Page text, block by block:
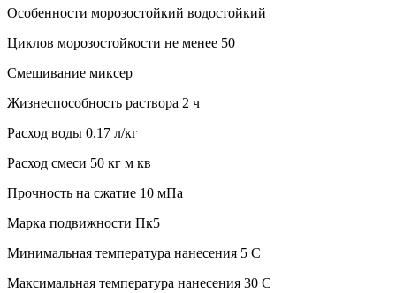
Особенности морозостойкий водостойкий
Циклов морозостойкости не менее 50
Смешивание миксер
Жизнеспособность раствора 2 ч
Расход воды 0.17 л/кг
Расход смеси 50 кг м кв
Прочность на сжатие 10 мПа
Марка подвижности Пк5
Минимальная температура нанесения 5 C
Максимальная температура нанесения 30 C